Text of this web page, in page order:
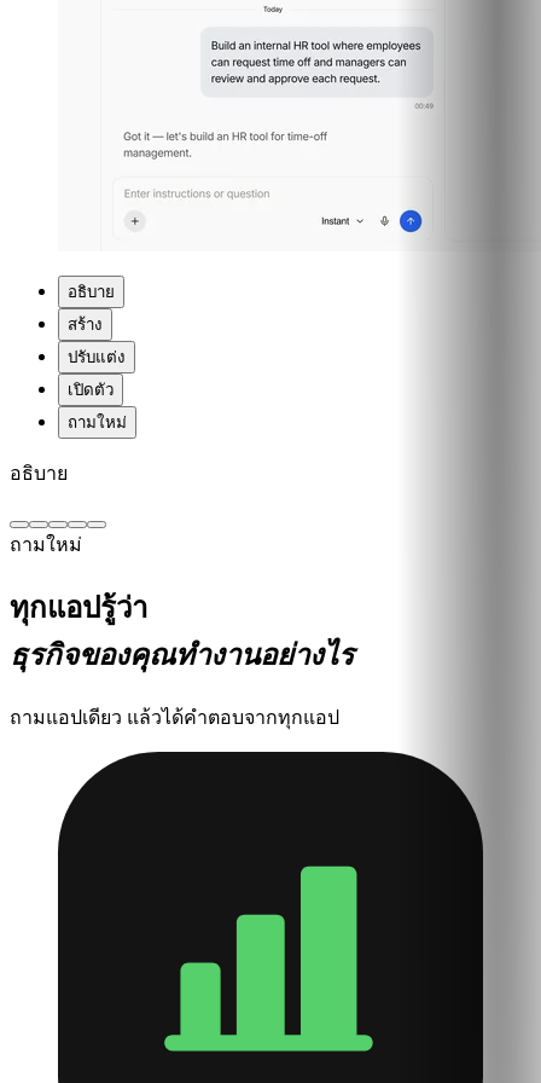
อธิบาย
สร้าง
ปรับแต่ง
เปิดตัว
ถามใหม่
อธิบาย
ถามใหม่
ทุกแอปรู้ว่า
ธุรกิจของคุณทำงานอย่างไร
ถามแอปเดียว แล้วได้คำตอบจากทุกแอป